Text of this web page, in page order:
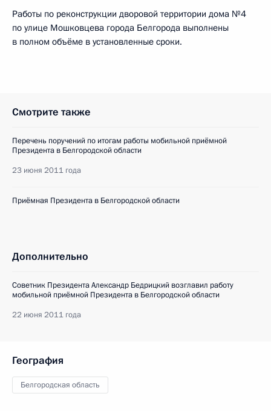
Работы по реконструкции дворовой территории дома №4
по улице Мошковцева города Белгорода выполнены
в полном объёме в установленные сроки.
Смотрите также
Перечень поручений по итогам работы мобильной приёмной
Президента в Белгородской области
23 июня 2011 года
Приёмная Президента в Белгородской области
Дополнительно
Советник Президента Александр Бедрицкий возглавил работу
мобильной приёмной Президента в Белгородской области
22 июня 2011 года
География
Белгородская область